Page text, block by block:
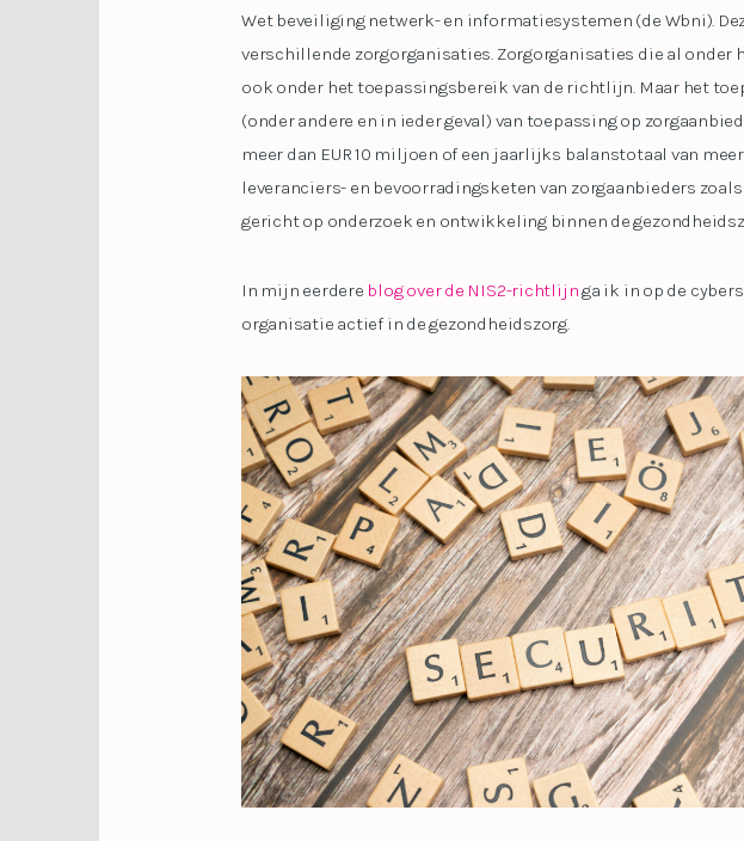
Wet beveiliging netwerk- en informatiesystemen (de Wbni).
verschillende zorgorganisaties. Zorgorganisaties die al
ook onder het toepassingsbereik van de richtlijn. Maar het
(onder andere en in ieder geval) van toepassing op
meer dan EUR 10 miljoen of een jaarlijks balanstotaal van
leveranciers- en bevoorradingsketen van zorgaanbieders
gericht op onderzoek en ontwikkeling binnen de
In mijn eerdere blog over de NIS2-richtlijnga ik in op de
organisatie actief in de gezondheidszorg.